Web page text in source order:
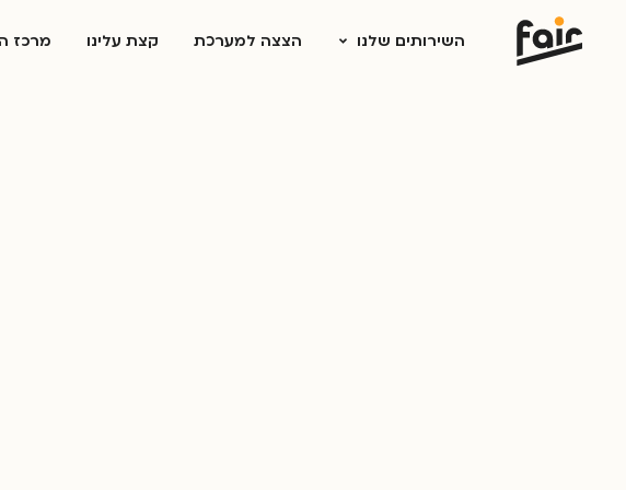
השירותים שלנו הצצה למערכת קצת עלינו מרכז